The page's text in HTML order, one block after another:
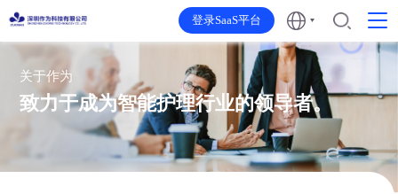
登录SaaS平台
关于作为
致力于成为智能护理行业的领导者。